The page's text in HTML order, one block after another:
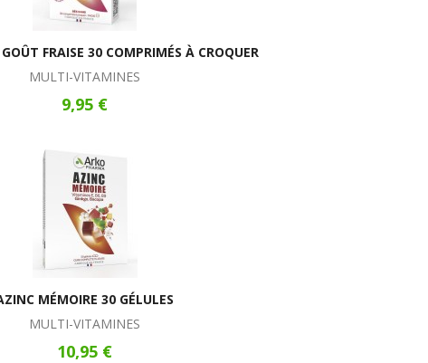
FRAISE 30 COMPRIMÉS À CROQUER
MULTI-VITAMINES
9,95 €
MÉMOIRE 30 GÉLULES
MULTI-VITAMINES
10,95 €